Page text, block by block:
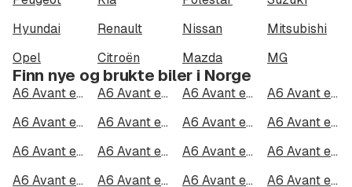
Hyundai
Renault Nissan
Mitsubishi
Opel
Citroën Mazda MG
Finn nye og brukte biler i Norge
A6 Avant e-tron quattro i Oslo A6 Avant e-tron quattro i Bergen A6 Avant e-tron quattro i Trondheim
A6 Avant e-tron quattro i Stavanger
A6 Avant e-tron quattro i Kristiansand
A6 Avant e-tron quattro i Fredrikstad A6 Avant e-tron quattro i Drammen
A6 Avant e-tron quattro i Skien
A6 Avant e-tron quattro i Tromsø
A6 Avant e-tron quattro i Ålesund A6 Avant e-tron quattro i Moss
A6 Avant e-tron quattro i Porsgrunn
A6 Avant e-tron quattro i Bodø
A6 Avant e-tron quattro i Arendal A6 Avant e-tron quattro i Hamar
A6 Avant e-tron quattro i Larvik